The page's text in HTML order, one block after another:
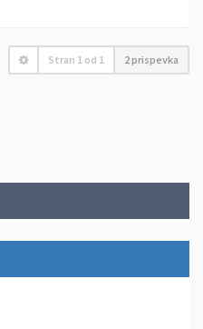
Stran 1 od 1 2 prispevka